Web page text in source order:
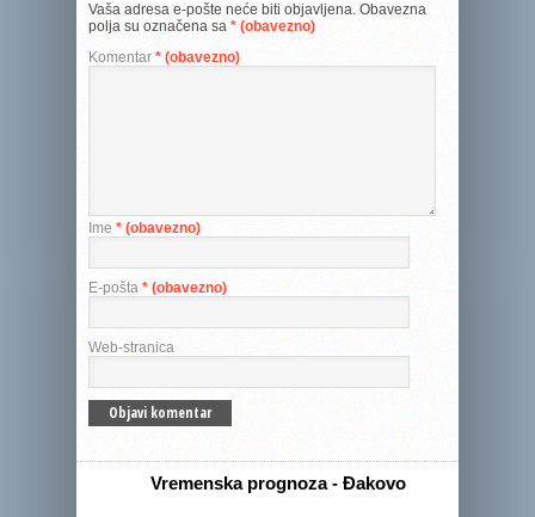
Vaša adresa e-pošte neće biti objavljena. Obavezna
polja su označena sa * (obavezno)
Komentar * (obavezno)
Ime * (obavezno)
E-pošta * (obavezno)
Web-stranica
Vremenska prognoza - Đakovo